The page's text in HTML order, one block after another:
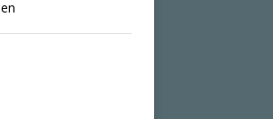
des Lkw-